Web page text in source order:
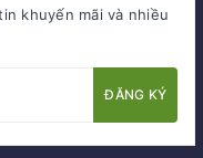
khuyến mãi và nhiều
ĐĂNG KÝ